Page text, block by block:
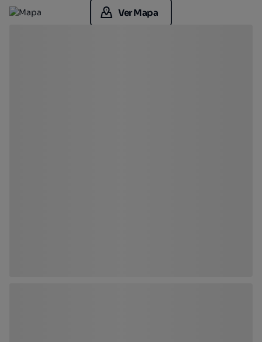
Ver Mapa